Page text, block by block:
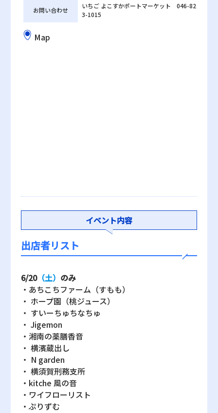
お問い合わせ
いちご よこすかポートマーケット 046-82
3-1015
Map
イベント内容
出店者リスト
6/20（土） のみ
・あちこちファーム（すもも）
・ ホープ園（桃ジュース）
・ すいーちゅちなちゅ
・ Jigemon
・湘南の薬膳香音
・ 横濱蔵出し
・ N garden
・ 横須賀刑務支所
・kitche 風の音
・ワイフローリスト
・ぷりずむ